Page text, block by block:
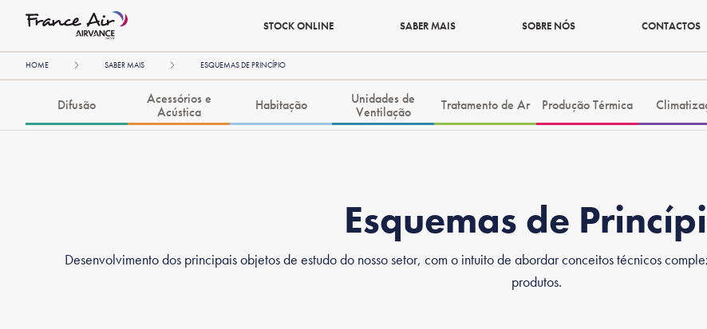
STOCK ONLINE SABER MAIS SOBRE NÓS CONTACTOS
HOME SABER MAIS ESQUEMAS DE PRINCÍPIO
Difusão
Acessórios e
Acústica
Habitação
Unidades de
Ventilação
Tratamento de Ar Produção Térmica
Esquemas de
Desenvolvimento dos principais objetos de estudo do nosso setor, com o intuito de abordar conceitos técnicos
produtos.